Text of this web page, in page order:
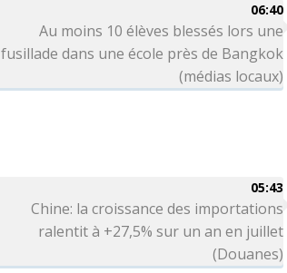
06:40
Au moins 10 élèves blessés lors une
fusillade dans une école près de Bangkok
(médias locaux)
05:43
Chine: la croissance des importations
ralentit à +27,5% sur un an en juillet
(Douanes)